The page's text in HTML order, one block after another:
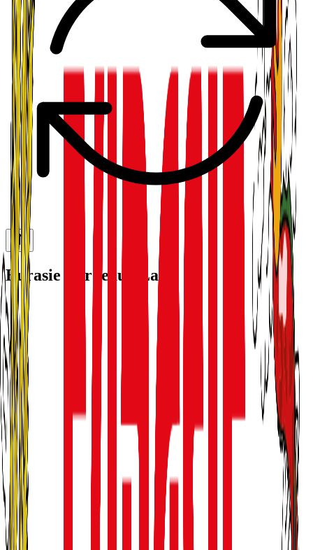
Eurasie Bordeaux Lac